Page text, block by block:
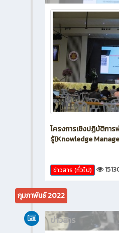
โครงการเชิงปฏิบัติกา
รู้(Knowledge
ข่าวสาร (ทั่วไป)
กุมภาพันธ์ 2022
ข่าวสาร